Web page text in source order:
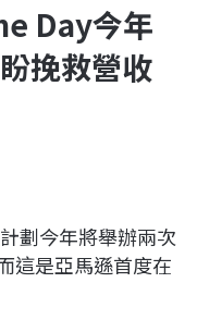
Day今年
挽救營收
劃今年將舉辦兩次
這是亞馬遜首度在